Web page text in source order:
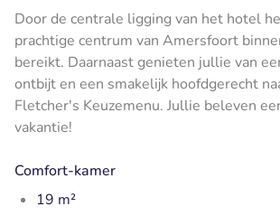
Door de centrale ligging van het hotel
prachtige centrum van Amersfoort
bereikt. Daarnaast genieten jullie van
ontbijt en een smakelijk hoofdgerecht
Fletcher's Keuzemenu. Jullie beleven
vakantie!
Comfort-kamer
19 m²